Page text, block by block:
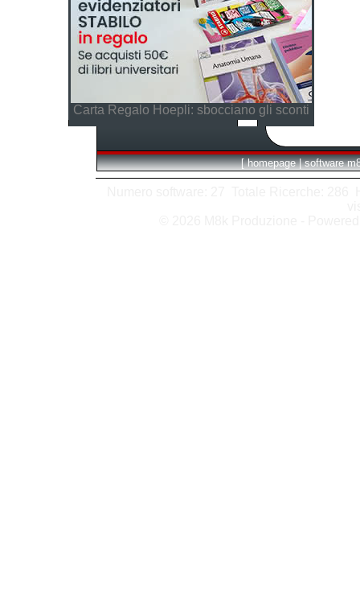
Carta Regalo Hoepli: sbocciano gli sconti
[ homepage | software